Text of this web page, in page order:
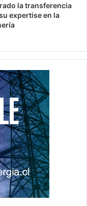
la transferencia
expertise en la